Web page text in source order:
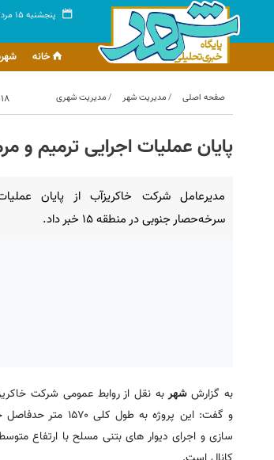
پنجشنبه ۱۵ مرداد ۱۴۰۵
خانه
صفحه اصلی مدیریت شهر مدیریت شهری ۱۸ خرداد ۱۴۰۵ - ۱۰:۴۲
پایان عملیات اجرایی ترمیم و
مدیرعامل شرکت خاکریزآب از پایان
سرخه‌حصار جنوبی در منطقه ۱۵ خبر داد.
به گزارششهر